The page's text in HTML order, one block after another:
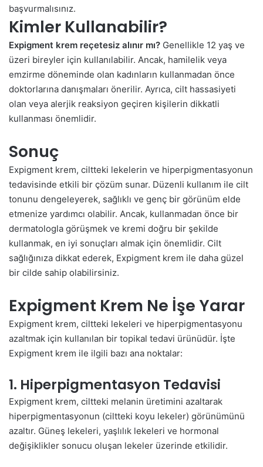
başvurmalısınız.
Kimler Kullanabilir?
Expigment krem reçetesiz alınır mı? Genellikle 12 yaş ve
üzeri bireyler için kullanılabilir. Ancak, hamilelik veya
emzirme döneminde olan kadınların kullanmadan önce
doktorlarına danışmaları önerilir. Ayrıca, cilt hassasiyeti
olan veya alerjik reaksiyon geçiren kişilerin dikkatli
kullanması önemlidir.
Sonuç
Expigment krem, ciltteki lekelerin ve hiperpigmentasyonun
tedavisinde etkili bir çözüm sunar. Düzenli kullanım ile cilt
tonunu dengeleyerek, sağlıklı ve genç bir görünüm elde
etmenize yardımcı olabilir. Ancak, kullanmadan önce bir
dermatologla görüşmek ve kremi doğru bir şekilde
kullanmak, en iyi sonuçları almak için önemlidir. Cilt
sağlığınıza dikkat ederek, Expigment krem ile daha güzel
bir cilde sahip olabilirsiniz.
Expigment Krem Ne İşe Yarar
Expigment krem, ciltteki lekeleri ve hiperpigmentasyonu
azaltmak için kullanılan bir topikal tedavi ürünüdür. İşte
Expigment krem ile ilgili bazı ana noktalar:
1. Hiperpigmentasyon Tedavisi
Expigment krem, ciltteki melanin üretimini azaltarak
hiperpigmentasyonun (ciltteki koyu lekeler) görünümünü
azaltır. Güneş lekeleri, yaşlılık lekeleri ve hormonal
değişiklikler sonucu oluşan lekeler üzerinde etkilidir.